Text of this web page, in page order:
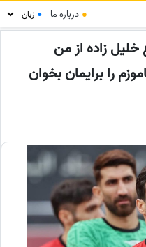
● درباره ما ●
زاده از من
را برایمان بخوان